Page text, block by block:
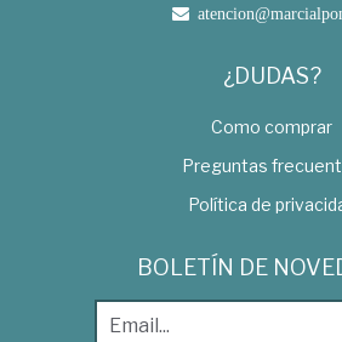
¿DUDAS?
Como comprar
Preguntas
Política de
BOLETÍN DE